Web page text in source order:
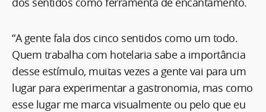
“A gente fala dos cinco sentidos como um todo.
Quem trabalha com hotelaria sabe a importância
desse estímulo, muitas vezes a gente vai para um
lugar para experimentar a gastronomia, mas como
esse lugar me marca visualmente ou pelo que eu